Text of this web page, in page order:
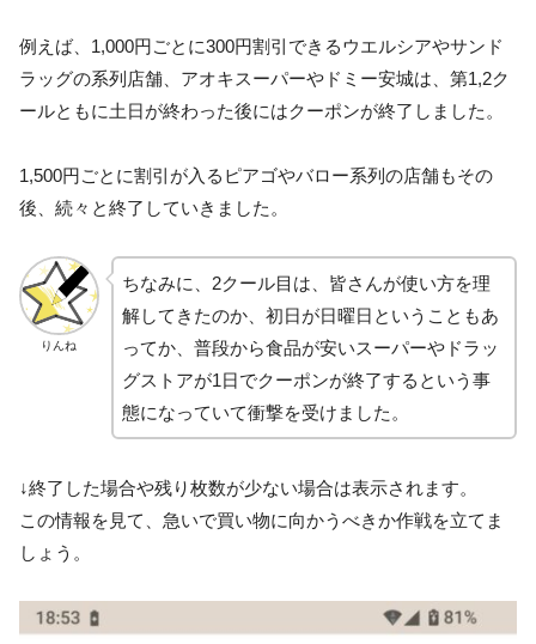
例えば、1,000円ごとに300円割引できるウエルシアやサンド
ラッグの系列店舗、アオキスーパーやドミー安城は、第1,2ク
ールともに土日が終わった後にはクーポンが終了しました。
1,500円ごとに割引が入るピアゴやバロー系列の店舗もその
後、続々と終了していきました。
りんね
ちなみに、2クール目は、皆さんが使い方を理
解してきたのか、初日が日曜日ということもあ
ってか、普段から食品が安いスーパーやドラッ
グストアが1日でクーポンが終了するという事
態になっていて衝撃を受けました。
↓終了した場合や残り枚数が少ない場合は表示されます。
この情報を見て、急いで買い物に向かうべきか作戦を立てま
しょう。